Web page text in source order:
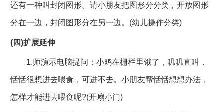
还有一种叫封闭图形。请小朋友把图形分分类，开放图形
分在一边，封闭图形分在另一边。(幼儿操作分类)
(四)扩展延伸
1.师演示电脑提问：小鸡在栅栏里饿了，叽叽直叫，
恬恬很想进去喂食，可进不去。小朋友帮恬恬想想办法，
怎样才能进去喂食呢?(开扇小门)